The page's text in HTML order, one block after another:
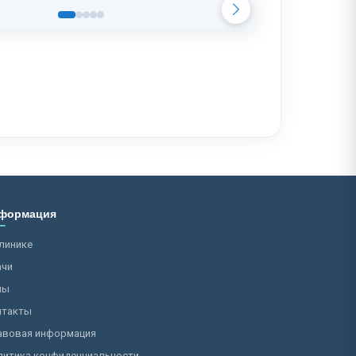
информация